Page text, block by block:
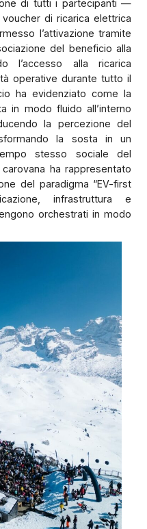
di tutti i partecipanti —
di ricarica elettrica
l’attivazione tramite
del beneficio alla
l’accesso alla ricarica
operative durante tutto il
ha evidenziato come la
in modo fluido all’interno
la percezione del
la sosta in un
stesso sociale del
ha rappresentato
del paradigma “EV-first
infrastruttura e
orchestrati in modo